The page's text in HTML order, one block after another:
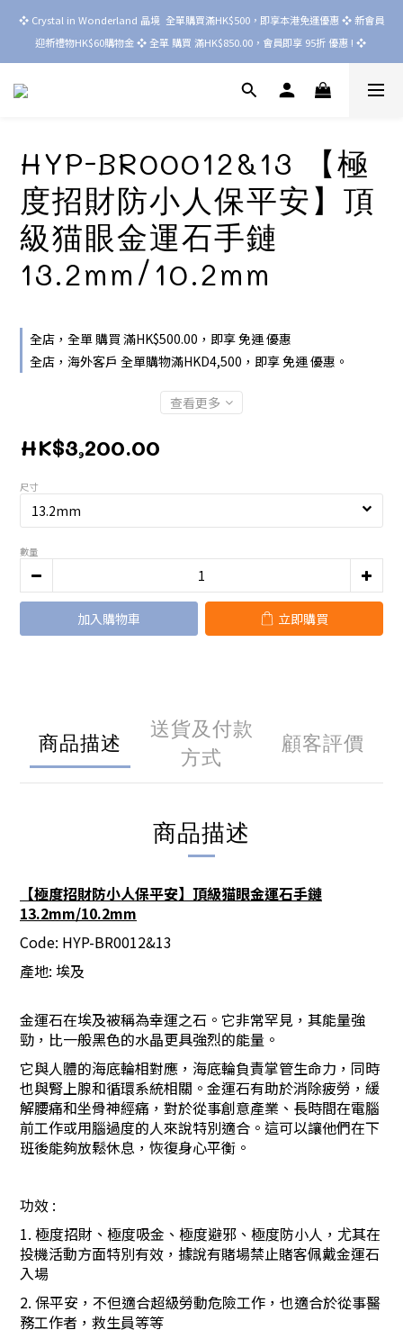
❖ Crystal in Wonderland 晶境  全單購買滿HK$500，即享本港免運優惠 ❖ 新會員
迎新禮物HK$60購物金 ❖ 全單 購買 滿HK$850.00，會員即享 95折 優惠 ! ❖
HYP-BR00012&13 【極
度招財防小人保平安】頂
級猫眼金運石手鏈
13.2mm/10.2mm
全店，全單 購買 滿HK$500.00，即享 免運 優惠
全店，海外客戶 全單購物滿HKD4,500，即享 免運 優惠。
查看更多
HK$3,200.00
尺寸
數量
加入購物車 立即購買
商品描述
送貨及付款
方式
顧客評價
商品描述
【極度招財防小人保平安】頂級猫眼金運石手鏈
13.2mm/10.2mm
Code: HYP-BR0012&13
產地: 埃及
金運石在埃及被稱為幸運之石。它非常罕見，其能量強
勁，比一般黑色的水晶更具強烈的能量。
它與人體的海底輪相對應，海底輪負責掌管生命力，同時
也與腎上腺和循環系統相關。金運石有助於消除疲勞，緩
解腰痛和坐骨神經痛，對於從事創意產業、長時間在電腦
前工作或用腦過度的人來說特別適合。這可以讓他們在下
班後能夠放鬆休息，恢復身心平衡。
功效 :
1. 極度招財、極度吸金、極度避邪、極度防小人 ，尤其在
投機活動方面特別有效，據說有賭場禁止賭客佩戴金運石
入場
2. 保平安，不但適合超級勞動危險工作，也適合於從事醫
務工作者，救生員等等